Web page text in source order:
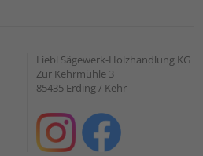
Liebl Sägewerk-Holzhandlung KG
Zur Kehrmühle 3
85435 Erding / Kehr